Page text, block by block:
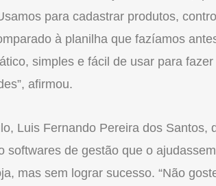
para cadastrar produtos,
à planilha que fazíamos
simples e fácil de usar para
afirmou.
Luis Fernando Pereira dos Santos,
softwares de gestão que o
mas sem lograr sucesso. “Não